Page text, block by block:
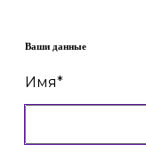
Ваши данные
Имя*